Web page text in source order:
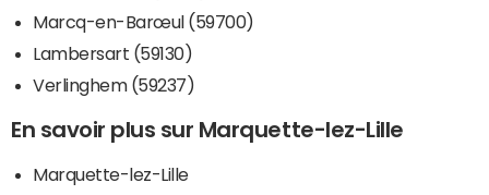
Marcq-en-Barœul (59700)
Lambersart (59130)
Verlinghem (59237)
En savoir plus sur Marquette-lez-Lille
Marquette-lez-Lille